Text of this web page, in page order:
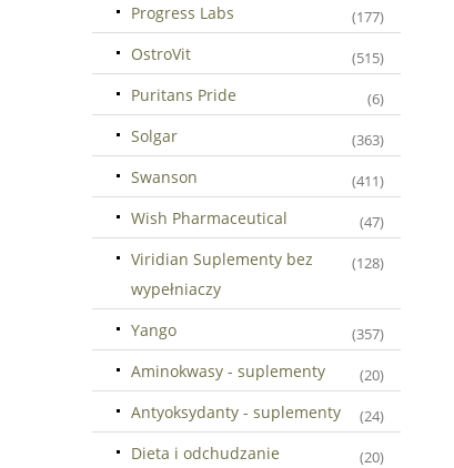
Progress Labs (177)
OstroVit (515)
Puritans Pride (6)
Solgar (363)
Swanson (411)
Wish Pharmaceutical (47)
Viridian Suplementy bez
wypełniaczy
(128)
Yango (357)
Aminokwasy - suplementy (20)
Antyoksydanty - suplementy (24)
Dieta i odchudzanie (20)